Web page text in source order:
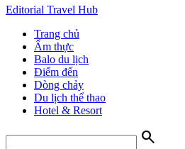
Editorial Travel Hub
Trang chủ
Ẩm thực
Balo du lịch
Điểm đến
Dòng chảy
Du lịch thể thao
Hotel & Resort
search